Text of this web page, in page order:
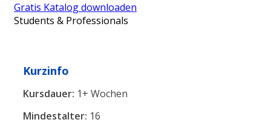
Kurzinfo
Kursdauer: 1+ Wochen
Mindestalter: 16
Gratis Katalog downloaden
Students & Professionals